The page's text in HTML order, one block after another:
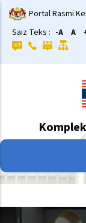
Langkau
ke
kandungan
utama
Portal Rasmi
Saiz Teks : -A A